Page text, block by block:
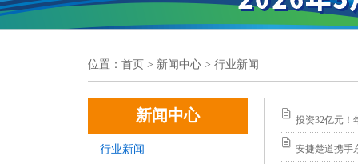
位置： 首页 > 新闻中心 > 行业新闻
新闻中心
行业新闻
投资32亿元！
安捷楚道携手